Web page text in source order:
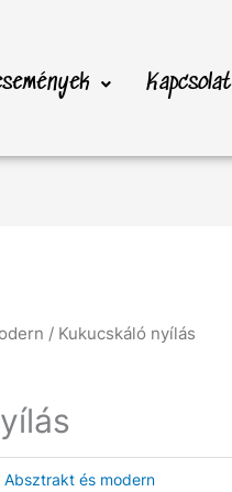
Kapcsolat
/ Kukucskáló nyílás
Absztrakt és modern